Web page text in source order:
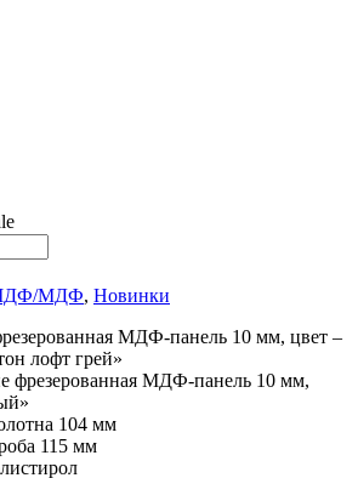
МДФ, Новинки
МДФ-панель 10 мм, цвет –
лофт грей»
фрезерованная МДФ-панель 10 мм,
104 мм
115 мм